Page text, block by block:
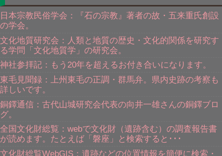
日本宗教民俗学会：『石の宗教』著者の故・五来重氏創設
の学会。
文化地質研究会：人類と地質の歴史・文化的関係を研究す
る学問「文化地質学」の研究会。
神社参拝記：もう20年を超えるお付き合いになります。
東毛見聞録：上州東毛の正調・群馬弁。県内史跡の考察も
詳しいです。
銅鐸通信：古代山城研究会代表の向井一雄さんの銅鐸ブロ
グ。
全国文化財総覧：webで文化財（遺跡含む）の調査報告書
が読めます。たとえば「磐座」と検索すると･･･
文化財総覧WebGIS：遺跡などの位置情報を簡便に検索・